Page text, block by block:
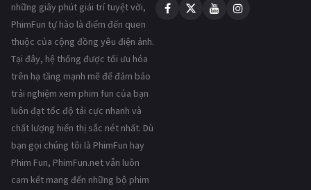
những giây phút giải trí tuyệt vời,
PhimFun tự hào là điểm đến quen
thuộc của cộng đồng yêu điện ảnh.
Tại đây, hệ thống được tối ưu hóa
trên hạ tầng mạnh mẽ để đảm bảo
trải nghiệm xem phim fun của bạn
luôn đạt tốc độ tải cực nhanh và
chất lượng hiển thị sắc nét nhất. Dù
bạn gọi chúng tôi là PhimFun hay
Phim Fun, PhimFun.net vẫn luôn
cam kết mang đến những bộ phim